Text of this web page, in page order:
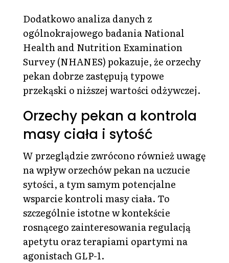
Dodatkowo analiza danych z
ogólnokrajowego badania National
Health and Nutrition Examination
Survey (NHANES) pokazuje, że orzechy
pekan dobrze zastępują typowe
przekąski o niższej wartości odżywczej.
Orzechy pekan a kontrola
masy ciała i sytość
W przeglądzie zwrócono również uwagę
na wpływ orzechów pekan na uczucie
sytości, a tym samym potencjalne
wsparcie kontroli masy ciała. To
szczególnie istotne w kontekście
rosnącego zainteresowania regulacją
apetytu oraz terapiami opartymi na
agonistach GLP-1.